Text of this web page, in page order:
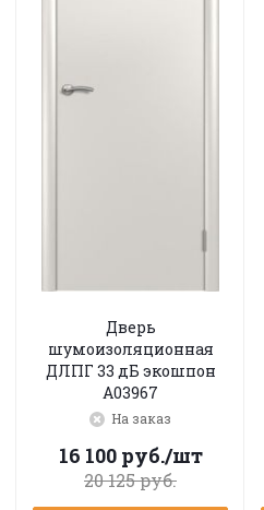
Дверь
шумоизоляционная
ДЛПГ 33 дБ экошпон
A03967
На заказ
16 100руб./шт
20 125руб.